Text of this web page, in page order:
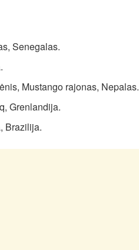
Senegalas.
Mustango rajonas, Nepalas.
Grenlandija.
Brazilija.